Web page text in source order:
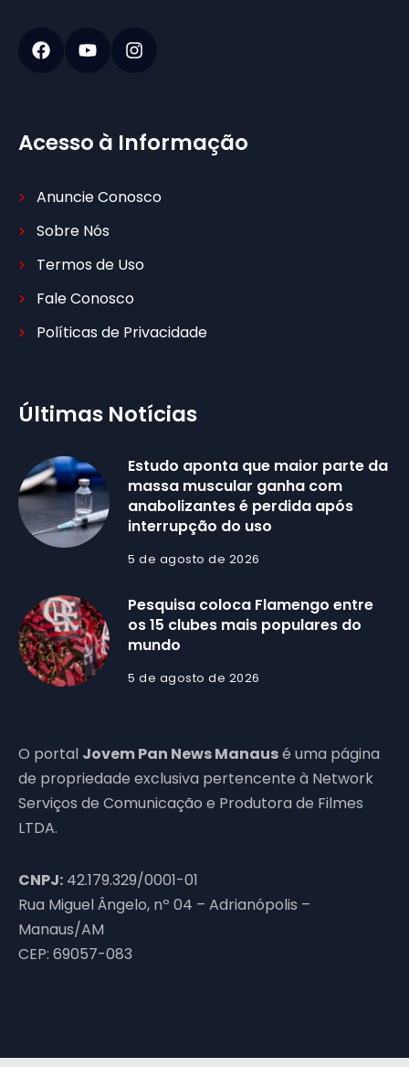
Acesso à Informação
Anuncie Conosco
Sobre Nós
Termos de Uso
Fale Conosco
Políticas de Privacidade
Últimas Notícias
Estudo aponta que maior parte da
massa muscular ganha com
anabolizantes é perdida após
interrupção do uso
5 de agosto de 2026
Pesquisa coloca Flamengo entre
os 15 clubes mais populares do
mundo
5 de agosto de 2026
O portal Jovem Pan News Manausé uma página
de propriedade exclusiva pertencente à Network
Serviços de Comunicação e Produtora de Filmes
LTDA.
CNPJ: 42.179.329/0001-01
Rua Miguel Ângelo, nº 04 – Adrianópolis –
Manaus/AM
CEP: 69057-083